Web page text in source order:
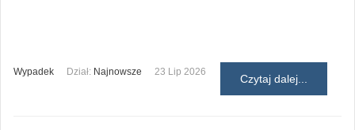
Wypadek Dział: Najnowsze 23 Lip 2026
Czytaj dalej...